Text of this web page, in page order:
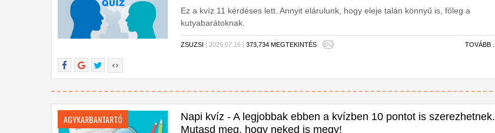
Ez a kvíz 11 kérdéses lett. Annyit elárulunk, hogy eleje talán könnyű is, főleg a
kutyabarátoknak.
ZSUZSI | 2026.07.16 |373,734 MEGTEKINTÉS TOVÁBB ...
AGYKARBANTARTÓ
Napi kvíz - A legjobbak ebben a kvízben 10 pontot is szerezhetnek.
Mutasd meg, hogy neked is megy!